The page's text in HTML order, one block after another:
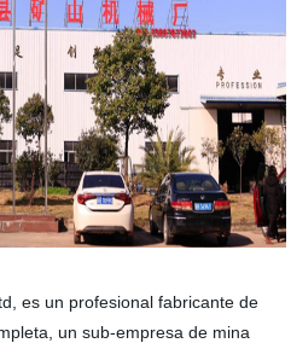
es un profesional fabricante de
un sub-empresa de mina